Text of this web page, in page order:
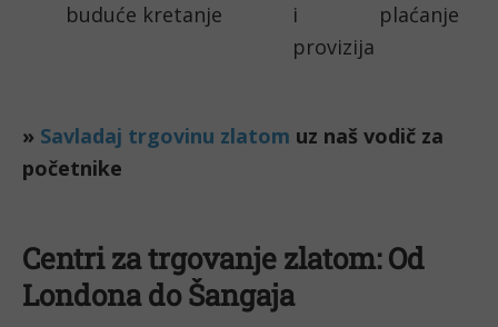
buduće kretanje
i plaćanje
provizija
Centri za trgovanje zlatom: Od
Londona do Šangaja